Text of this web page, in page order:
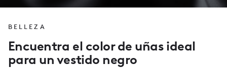
BELLEZA
Encuentra el color de uñas ideal
para un vestido negro